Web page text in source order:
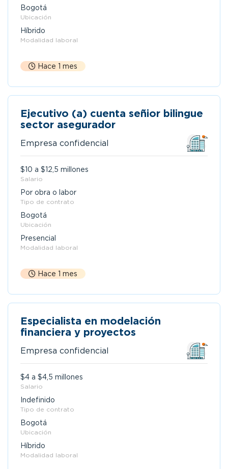
Bogotá
Ubicación
Híbrido
Modalidad laboral
Hace 1 mes
Ejecutivo (a) cuenta señior bilingue
sector asegurador
Empresa confidencial
$10 a $12,5 millones
Salario
Por obra o labor
Tipo de contrato
Bogotá
Ubicación
Presencial
Modalidad laboral
Hace 1 mes
Especialista en modelación
financiera y proyectos
Empresa confidencial
$4 a $4,5 millones
Salario
Indefinido
Tipo de contrato
Bogotá
Ubicación
Híbrido
Modalidad laboral